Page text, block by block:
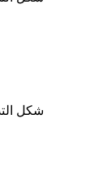
شكل